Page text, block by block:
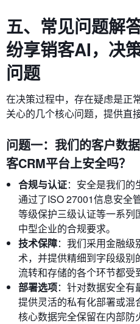
五、常见问题解
纷享销客AI，决
问题
在决策过程中，存在疑虑是正
关心的几个核心问题，提供直
问题一：我们的客户数
客CRM平台上安全吗？
合规与认证：安全是我们的
通过了ISO 27001信息安全
等级保护三级认证等一系列
中型企业的合规要求。
技术保障：我们采用金融
术，并提供精细到字段级别
流转和存储的各个环节都受
部署选项：针对数据安全
提供灵活的私有化部署或混
核心数据完全保留在内部防